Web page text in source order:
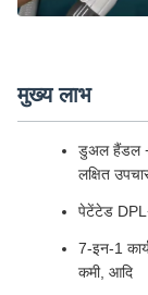
मुख्य लाभ
डुअल हैंडल +
लक्षित
पेटेंटेड
7-इन-1
कमी, आदि